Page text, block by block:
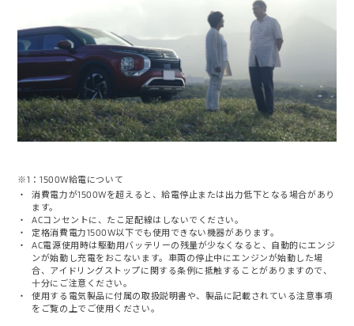
※1：1500W給電について
消費電力が1500Wを超えると、給電停止または出力低下となる場合があり
ます。
ACコンセントに、たこ足配線はしないでください。
定格消費電力1500W以下でも使用できない機器があります。
AC電源使用時は駆動用バッテリーの残量が少なくなると、自動的にエンジ
ンが始動し充電をおこないます。車両の停止中にエンジンが始動した場
合、アイドリングストップに関する条例に抵触することがありますので、
十分にご注意ください。
使用する電気製品に付属の取扱説明書や、製品に記載されている注意事項
をご覧の上でご使用ください。